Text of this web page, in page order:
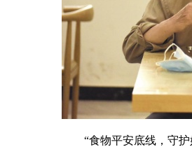
“食物平安底线，守护